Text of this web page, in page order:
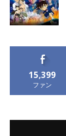
15,399
ファン